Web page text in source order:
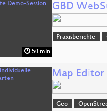
50 min
GBD
Praxisberichte
Map
Geo